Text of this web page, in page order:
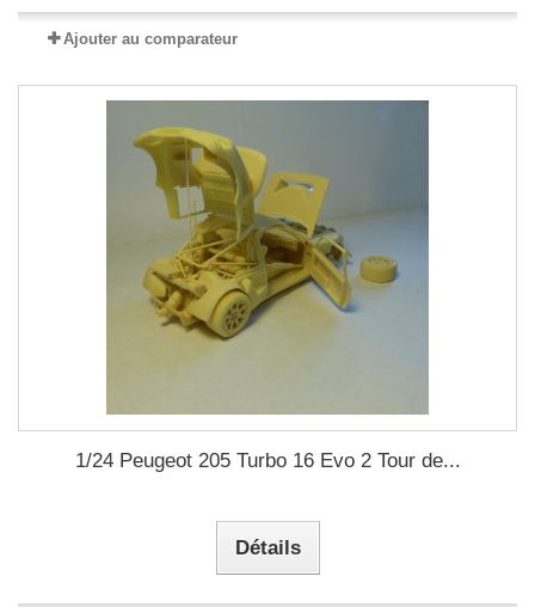
Ajouter au comparateur
1/24 Peugeot 205 Turbo 16 Evo 2 Tour de...
Détails